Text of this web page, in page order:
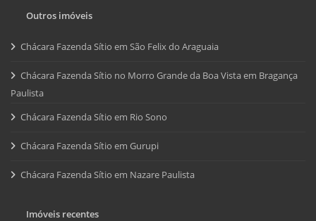
Outros imóveis
Chácara Fazenda Sítio em São Felix do Araguaia
Chácara Fazenda Sítio no Morro Grande da Boa Vista em Bragança
Paulista
Chácara Fazenda Sítio em Rio Sono
Chácara Fazenda Sítio em Gurupi
Chácara Fazenda Sítio em Nazare Paulista
Imóveis recentes